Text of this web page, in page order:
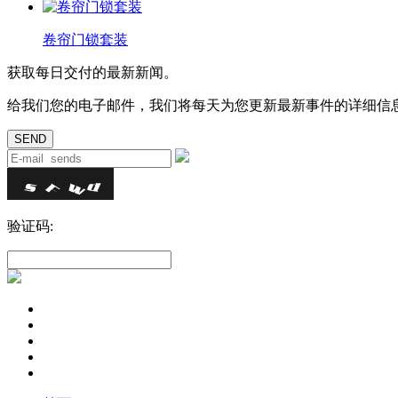
卷帘门锁套装
获取每日交付的最新新闻。
给我们您的电子邮件，我们将每天为您更新最新事件的详细信
验证码: